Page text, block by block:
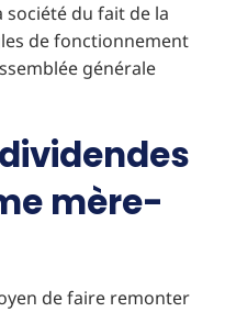
du fait de la
de fonctionnement
générale
mère-
de faire remonter